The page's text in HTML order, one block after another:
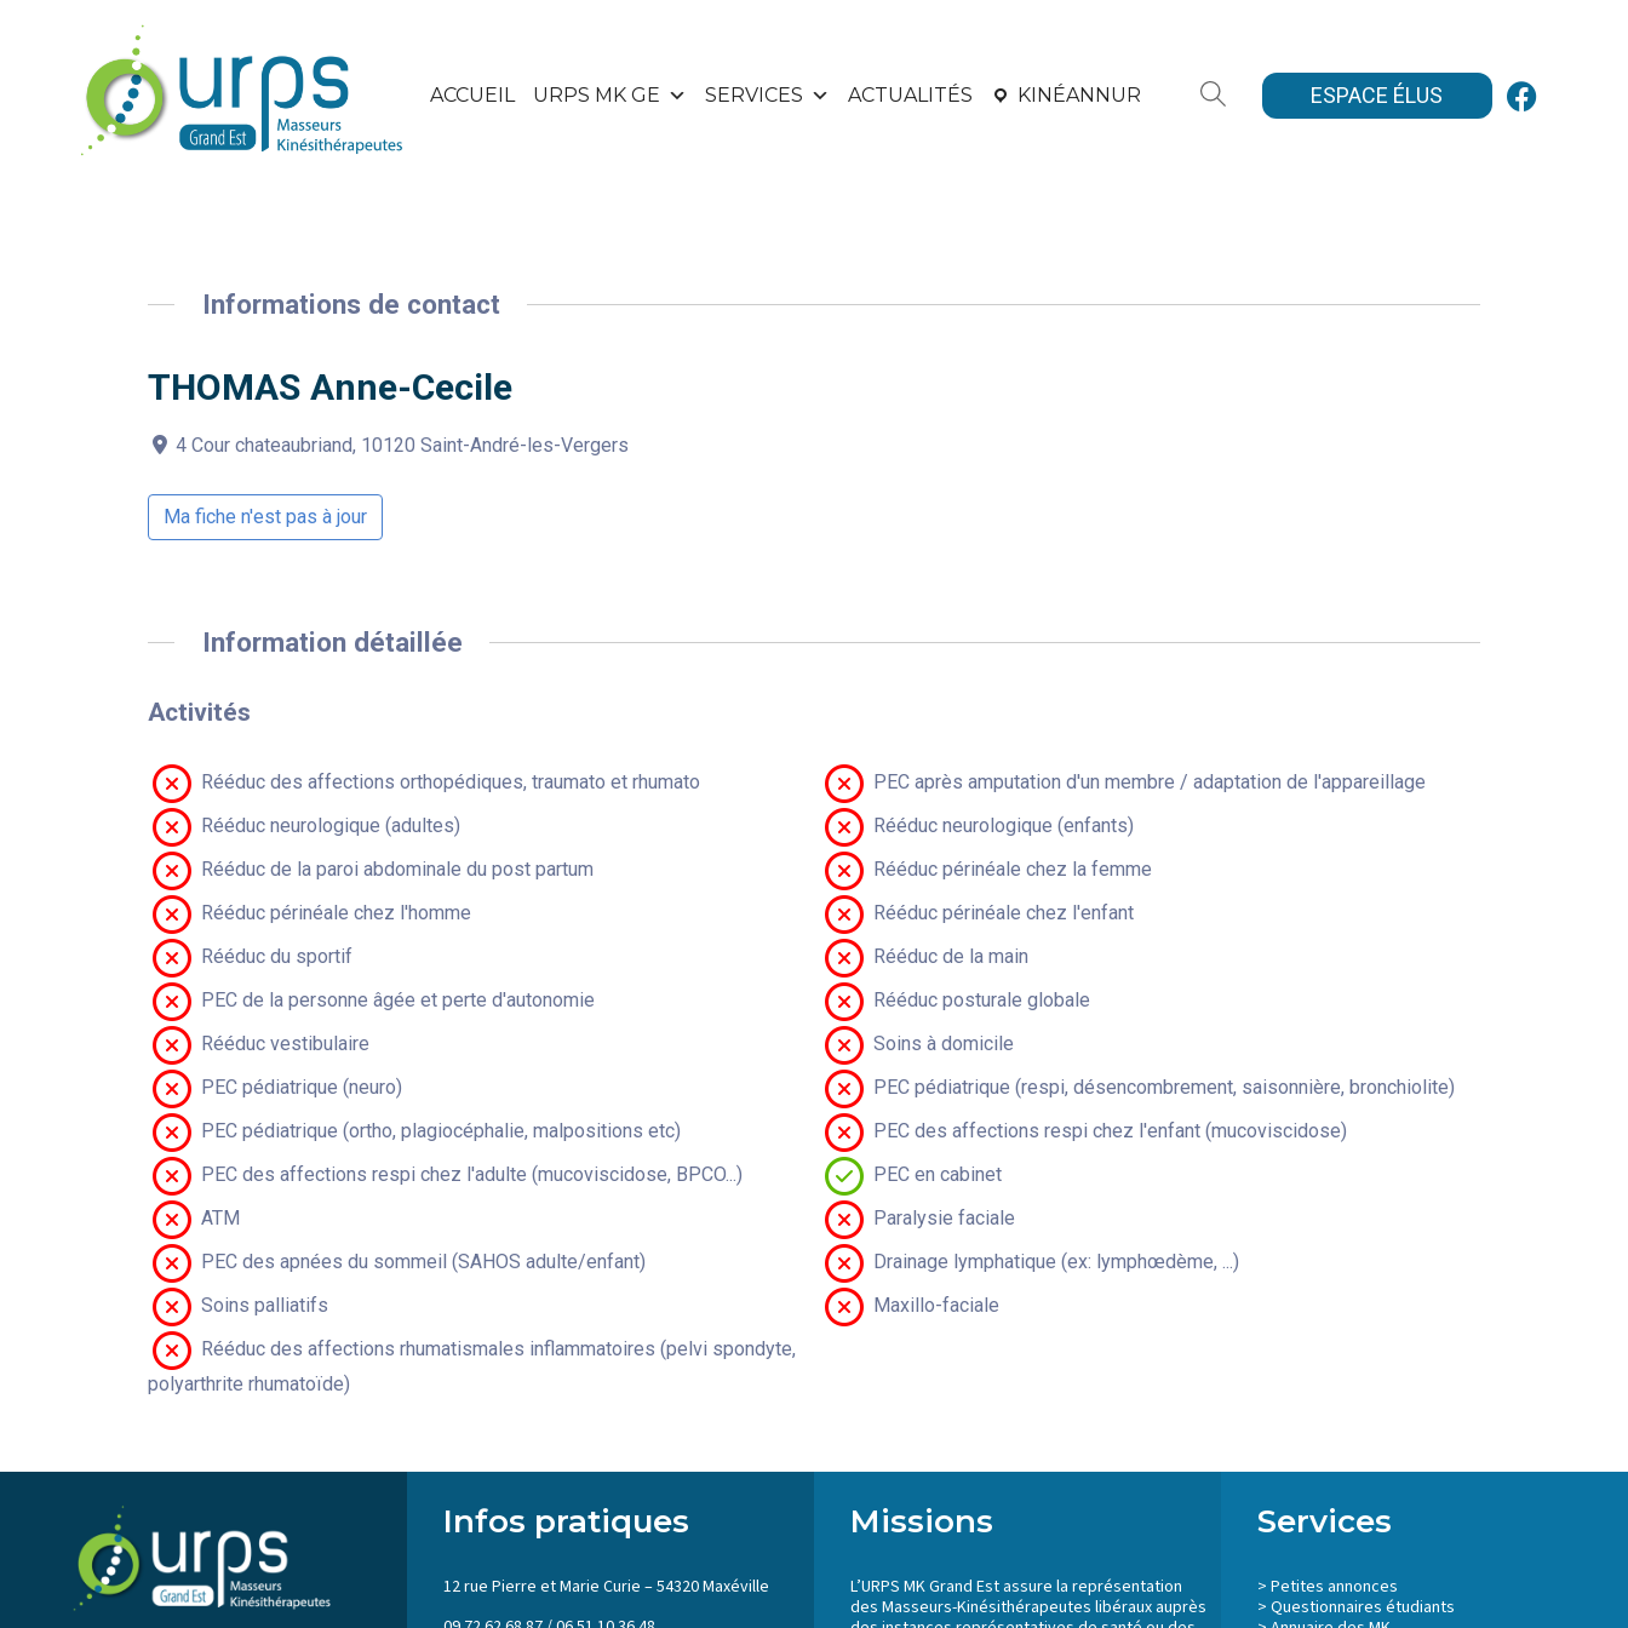
ACCUEIL URPS MK GE SERVICES ACTUALITÉS KINÉANNUR ESPACE ÉLUS
Informations de contact
THOMAS Anne-Cecile
4 Cour chateaubriand, 10120 Saint-André-les-Vergers
Ma fiche n'est pas à jour
Information détaillée
Activités
Rééduc des affections orthopédiques, traumato et rhumato
PEC après amputation d'un membre / adaptation de l'appareillage
Rééduc neurologique (adultes)
Rééduc neurologique (enfants)
Rééduc de la paroi abdominale du post partum
Rééduc périnéale chez la femme
Rééduc périnéale chez l'homme
Rééduc périnéale chez l'enfant
Rééduc du sportif
Rééduc de la main
PEC de la personne âgée et perte d'autonomie
Rééduc posturale globale
Rééduc vestibulaire
Soins à domicile
PEC pédiatrique (neuro)
PEC pédiatrique (respi, désencombrement, saisonnière, bronchiolite)
PEC pédiatrique (ortho, plagiocéphalie, malpositions etc)
PEC des affections respi chez l'enfant (mucoviscidose)
PEC des affections respi chez l'adulte (mucoviscidose, BPCO...)
PEC en cabinet
ATM
Paralysie faciale
PEC des apnées du sommeil (SAHOS adulte/enfant)
Drainage lymphatique (ex: lymphœdème, ...)
Soins palliatifs
Maxillo-faciale
Rééduc des affections rhumatismales inflammatoires (pelvi spondyte,
polyarthrite rhumatoïde)
Infos pratiques
12 rue Pierre et Marie Curie – 54320 Maxéville
Missions
L’URPS MK Grand Est assure la représentation
des Masseurs-Kinésithérapeutes libéraux auprès
Services
> Petites annonces
> Questionnaires étudiants